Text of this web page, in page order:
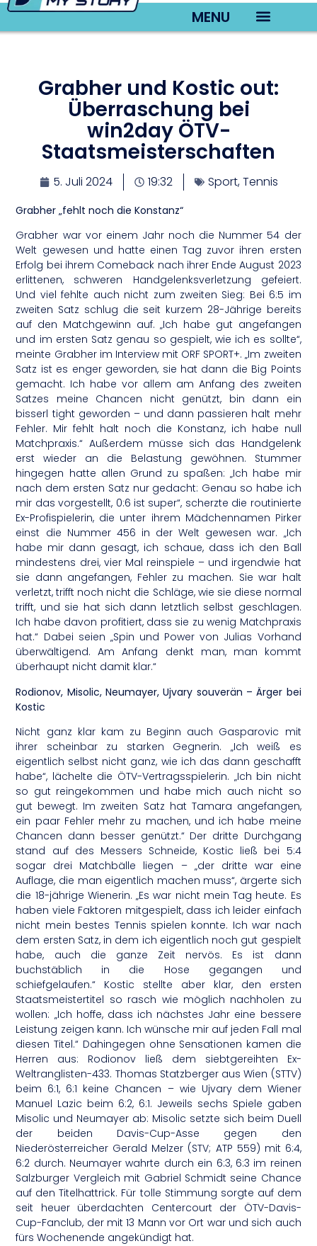
MENU
Grabher und Kostic out:
Überraschung bei
win2day ÖTV-
Staatsmeisterschaften
5. Juli 2024 19:32 Sport,Tennis
Grabher „fehlt noch die Konstanz“
Grabher war vor einem Jahr noch die Nummer 54 der
Welt gewesen und hatte einen Tag zuvor ihren ersten
Erfolg bei ihrem Comeback nach ihrer Ende August 2023
erlittenen, schweren Handgelenksverletzung gefeiert.
Und viel fehlte auch nicht zum zweiten Sieg: Bei 6:5 im
zweiten Satz schlug die seit kurzem 28-Jährige bereits
auf den Matchgewinn auf. „Ich habe gut angefangen
und im ersten Satz genau so gespielt, wie ich es sollte“,
meinte Grabher im Interview mit ORF SPORT+. „Im zweiten
Satz ist es enger geworden, sie hat dann die Big Points
gemacht. Ich habe vor allem am Anfang des zweiten
Satzes meine Chancen nicht genützt, bin dann ein
bisserl tight geworden – und dann passieren halt mehr
Fehler. Mir fehlt halt noch die Konstanz, ich habe null
Matchpraxis.“ Außerdem müsse sich das Handgelenk
erst wieder an die Belastung gewöhnen. Stummer
hingegen hatte allen Grund zu spaßen: „Ich habe mir
nach dem ersten Satz nur gedacht: Genau so habe ich
mir das vorgestellt, 0:6 ist super“, scherzte die routinierte
Ex-Profispielerin, die unter ihrem Mädchennamen Pirker
einst die Nummer 456 in der Welt gewesen war. „Ich
habe mir dann gesagt, ich schaue, dass ich den Ball
mindestens drei, vier Mal reinspiele – und irgendwie hat
sie dann angefangen, Fehler zu machen. Sie war halt
verletzt, trifft noch nicht die Schläge, wie sie diese normal
trifft, und sie hat sich dann letztlich selbst geschlagen.
Ich habe davon profitiert, dass sie zu wenig Matchpraxis
hat.“ Dabei seien „Spin und Power von Julias Vorhand
überwältigend. Am Anfang denkt man, man kommt
überhaupt nicht damit klar.“
Rodionov, Misolic, Neumayer, Ujvary souverän – Ärger bei
Kostic
Nicht ganz klar kam zu Beginn auch Gasparovic mit
ihrer scheinbar zu starken Gegnerin. „Ich weiß es
eigentlich selbst nicht ganz, wie ich das dann geschafft
habe“, lächelte die ÖTV-Vertragsspielerin. „Ich bin nicht
so gut reingekommen und habe mich auch nicht so
gut bewegt. Im zweiten Satz hat Tamara angefangen,
ein paar Fehler mehr zu machen, und ich habe meine
Chancen dann besser genützt.“ Der dritte Durchgang
stand auf des Messers Schneide, Kostic ließ bei 5:4
sogar drei Matchbälle liegen – „der dritte war eine
Auflage, die man eigentlich machen muss“, ärgerte sich
die 18-jährige Wienerin. „Es war nicht mein Tag heute. Es
haben viele Faktoren mitgespielt, dass ich leider einfach
nicht mein bestes Tennis spielen konnte. Ich war nach
dem ersten Satz, in dem ich eigentlich noch gut gespielt
habe, auch die ganze Zeit nervös. Es ist dann
buchstäblich in die Hose gegangen und
schiefgelaufen.“ Kostic stellte aber klar, den ersten
Staatsmeistertitel so rasch wie möglich nachholen zu
wollen: „Ich hoffe, dass ich nächstes Jahr eine bessere
Leistung zeigen kann. Ich wünsche mir auf jeden Fall mal
diesen Titel.“ Dahingegen ohne Sensationen kamen die
Herren aus: Rodionov ließ dem siebtgereihten Ex-
Weltranglisten-433. Thomas Statzberger aus Wien (STTV)
beim 6:1, 6:1 keine Chancen – wie Ujvary dem Wiener
Manuel Lazic beim 6:2, 6:1. Jeweils sechs Spiele gaben
Misolic und Neumayer ab: Misolic setzte sich beim Duell
der beiden Davis-Cup-Asse gegen den
Niederösterreicher Gerald Melzer (STV; ATP 559) mit 6:4,
6:2 durch. Neumayer wahrte durch ein 6:3, 6:3 im reinen
Salzburger Vergleich mit Gabriel Schmidt seine Chance
auf den Titelhattrick. Für tolle Stimmung sorgte auf dem
seit heuer überdachten Centercourt der ÖTV-Davis-
Cup-Fanclub, der mit 13 Mann vor Ort war und sich auch
fürs Wochenende angekündigt hat.